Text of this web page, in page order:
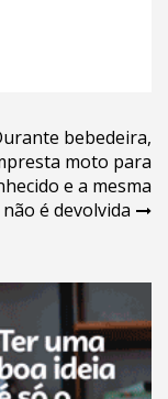
bebedeira,
moto para
e a mesma
não é devolvida